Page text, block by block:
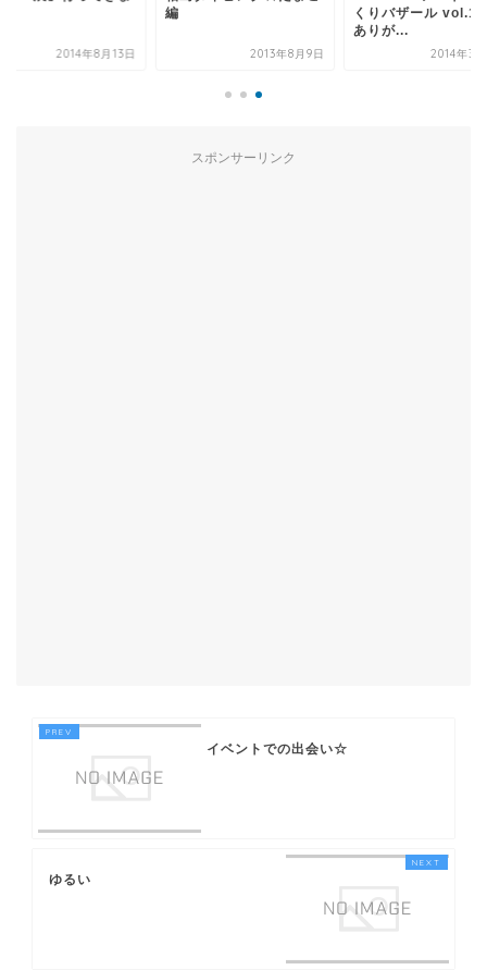
2014年8月13日
編
2013年8月9日
くりバザール
ありが...
2014年3
スポンサーリンク
イベントでの出会い☆
ゆるい